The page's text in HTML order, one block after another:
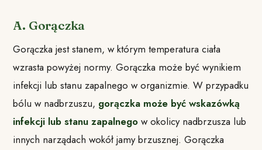
A. Gorączka
Gorączka jest stanem, w którym temperatura ciała
wzrasta powyżej normy. Gorączka może być wynikiem
infekcji lub stanu zapalnego w organizmie. W przypadku
bólu w nadbrzuszu, gorączka może być wskazówką
infekcji lub stanu zapalnego w okolicy nadbrzusza lub
innych narządach wokół jamy brzusznej. Gorączka